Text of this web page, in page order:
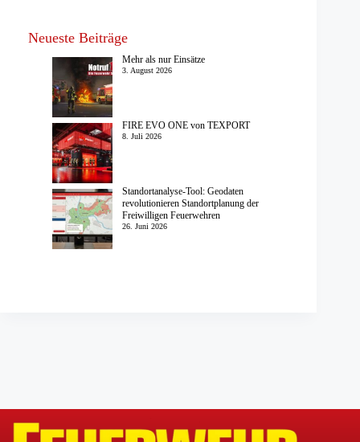
Neueste Beiträge
Mehr als nur Einsätze
3. August 2026
FIRE EVO ONE von TEXPORT
8. Juli 2026
Standortanalyse-Tool: Geodaten
revolutionieren Standortplanung der
Freiwilligen Feuerwehren
26. Juni 2026